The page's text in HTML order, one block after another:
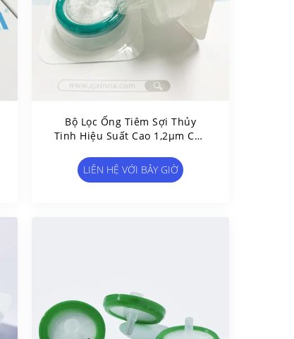
Bộ Lọc Ống Tiêm Sợi Thủy
Tinh Hiệu Suất Cao 1,2μm Cho
LIÊN HỆ VỚI BÂY GIỜ